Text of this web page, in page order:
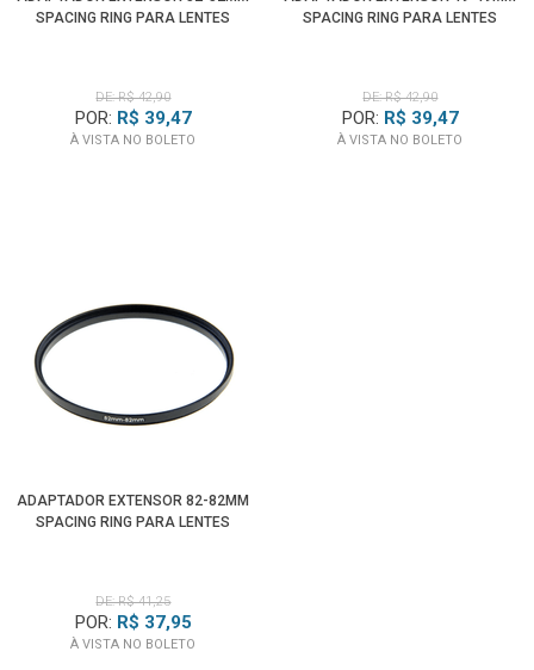
SPACING RING PARA LENTES
DE: R$ 42,90
POR: R$ 39,47
À VISTA NO BOLETO
SPACING RING PARA LENTES
DE: R$ 42,90
POR: R$ 39,47
À VISTA NO BOLETO
ADAPTADOR EXTENSOR 82-82MM
SPACING RING PARA LENTES
DE: R$ 41,25
POR: R$ 37,95
À VISTA NO BOLETO